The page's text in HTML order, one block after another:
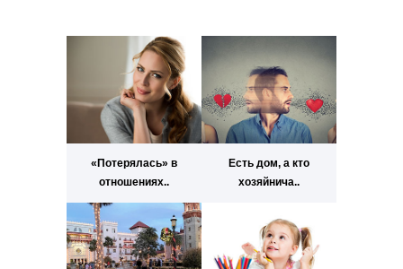
«Потерялась» в
отношениях..
Есть дом, а кто
хозяйнича..